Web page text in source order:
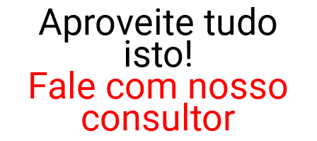
Aproveite tudo
isto!
Fale com nosso
consultor